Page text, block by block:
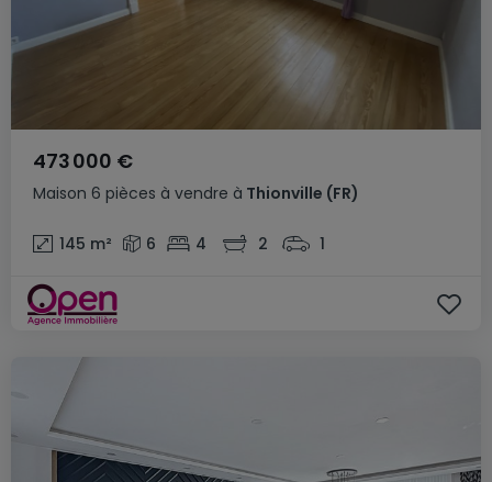
Maison 6 pièces à vendre à Thionville (FR)
473 000 €
145 m² 6 4 2 1